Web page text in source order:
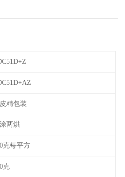
精包装
两烘
克每平方
克